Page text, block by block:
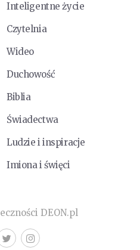
Inteligentne życie
Czytelnia
Wideo
Duchowość
Biblia
Świadectwa
Ludzie i inspiracje
Imiona i święci
DEON.pl